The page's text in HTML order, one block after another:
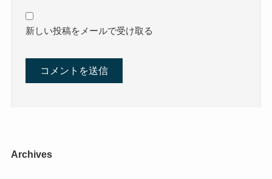
新しい投稿をメールで受け取る
Archives